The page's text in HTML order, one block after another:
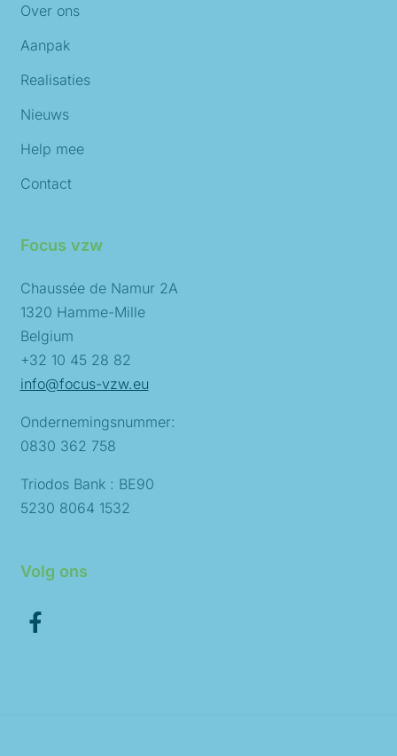
Over ons
Aanpak
Realisaties
Nieuws
Help mee
Contact
Focus vzw
Chaussée de Namur 2A
1320 Hamme-Mille
Belgium
+32 10 45 28 82
info@focus-vzw.eu
Ondernemingsnummer:
0830 362 758
Triodos Bank : BE90
5230 8064 1532
Volg ons